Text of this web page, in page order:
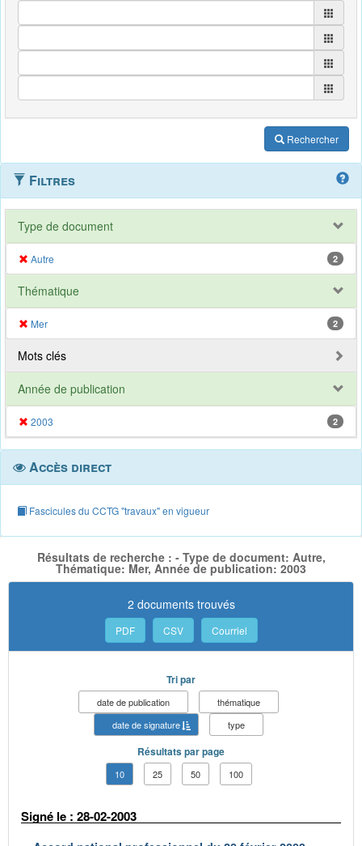
Rechercher
Filtres
Type de document
Autre 2
Thématique
Mer 2
Mots clés
Année de publication
2003 2
Accès direct
Fascicules du CCTG "travaux" en vigueur
Résultats de recherche : - Type de document: Autre,
Thématique: Mer, Année de publication: 2003
2 documents trouvés
PDF CSV Courriel
Tri par
date de publication
thématique
date de signature
type
Résultats par page
10 25 50 100
Signé le : 28-02-2003